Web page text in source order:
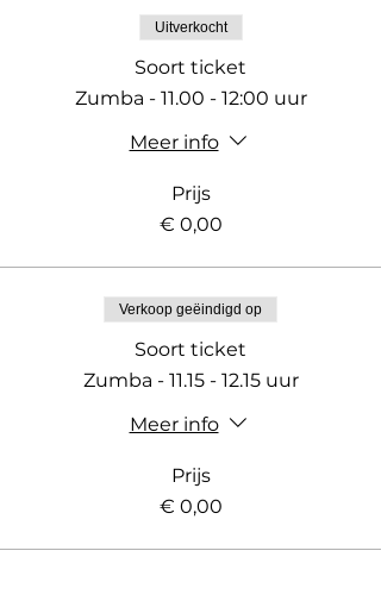
Uitverkocht
Soort ticket
Zumba - 11.00 - 12:00 uur
Meer info
Prijs
€ 0,00
Verkoop geëindigd op
Soort ticket
Zumba - 11.15 - 12.15 uur
Meer info
Prijs
€ 0,00